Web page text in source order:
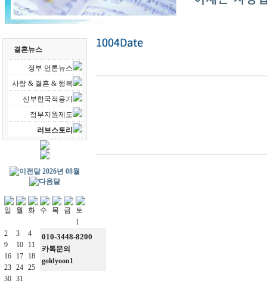
결혼뉴스
정부.언론뉴스
사랑 & 결혼 & 행복
신부한국적응기
정부지원제도
러브스토리
010-3448-8200
카톡문의
goldyoon1
2026년 08월
1
2
3 4 5 6 7
8
9
10 11 12 13 14
16
17 18 20
23 24 25 26 27
30 31